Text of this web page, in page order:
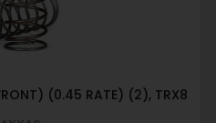
(0.45 RATE) (2), TRX8